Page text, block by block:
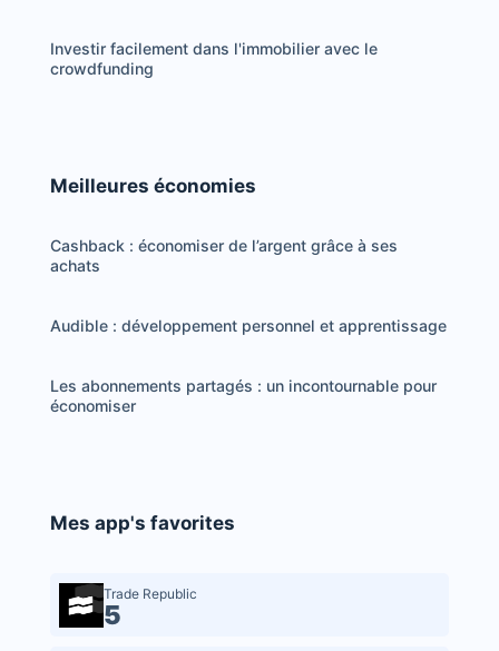
Investir facilement dans l'immobilier avec le
crowdfunding
Meilleures économies
Cashback : économiser de l’argent grâce à ses
achats
Audible : développement personnel et apprentissage
Les abonnements partagés : un incontournable pour
économiser
Mes app's favorites
Trade Republic
5